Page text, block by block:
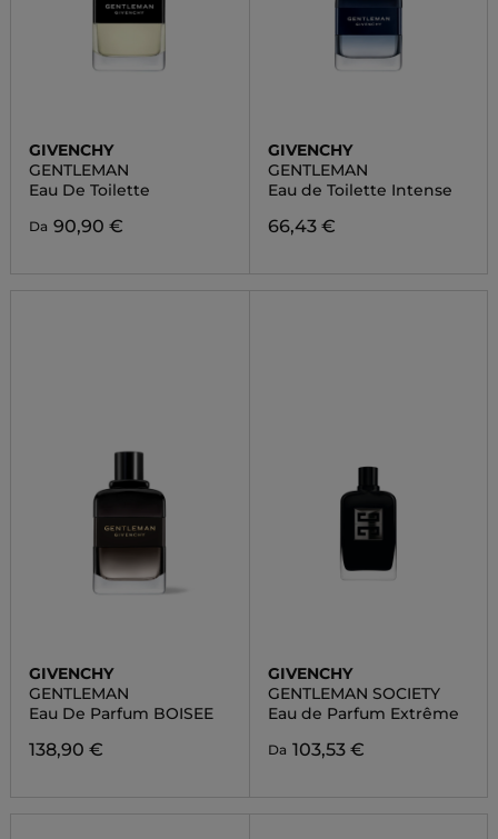
GIVENCHY
GENTLEMAN
Eau De Toilette
Da 90,90 €
GIVENCHY
GENTLEMAN
Eau de Toilette Intense
66,43 €
GIVENCHY
GENTLEMAN
Eau De Parfum BOISEE
138,90 €
GIVENCHY
GENTLEMAN SOCIETY
Eau de Parfum Extrême
Da 103,53 €